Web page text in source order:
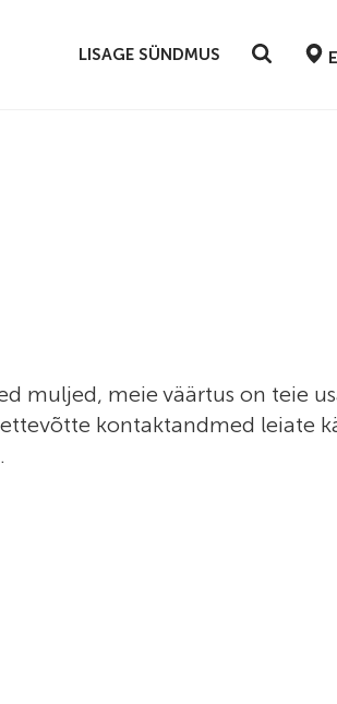
LISAGE SÜNDMUS
muljed, meie väärtus on teie
kontaktandmed leiate